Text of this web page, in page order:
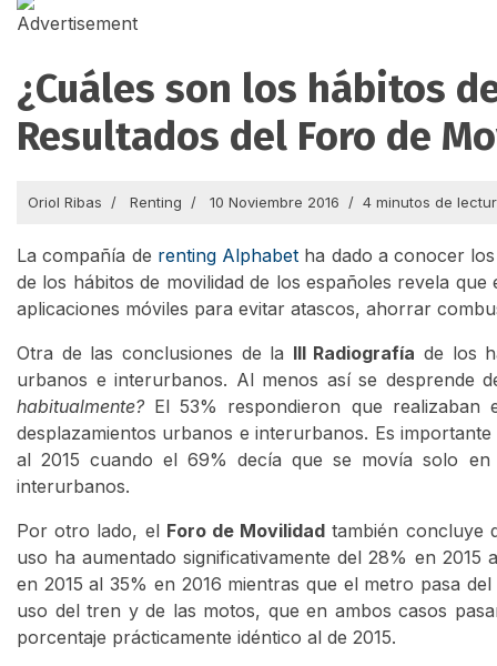
¿Cuáles son los hábitos
Resultados del Foro de
Oriol Ribas Renting 10 Noviembre 2016 4 minutos de
La compañía de renting Alphabet ha dado a conocer
de los hábitos de movilidad de los españoles revela
aplicaciones móviles para evitar atascos, ahorrar
Otra de las conclusiones de la III Radiografía de los
urbanos e interurbanos. Al menos así se desprende
habitualmente? El 53% respondieron que realizaban
desplazamientos urbanos e interurbanos. Es
al 2015 cuando el 69% decía que se movía solo
interurbanos.
Por otro lado, el Foro de Movilidad también concluye
uso ha aumentado significativamente del 28% en
en 2015 al 35% en 2016 mientras que el metro pasa
uso del tren y de las motos, que en ambos casos
porcentaje prácticamente idéntico al de 2015.